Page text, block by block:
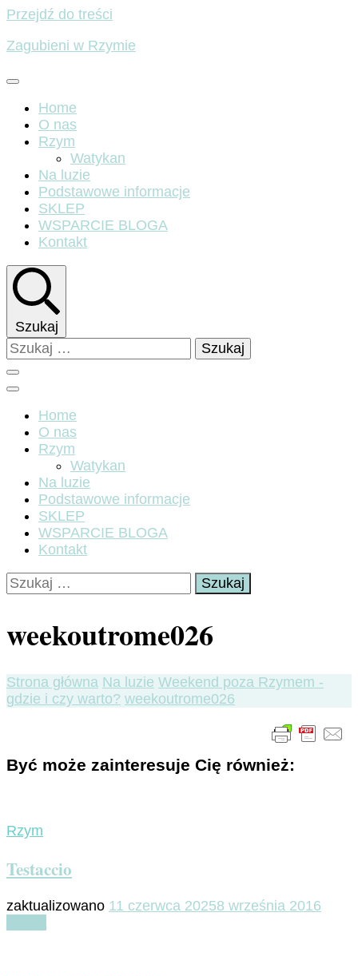
Przejdź do treści
Zagubieni w Rzymie
Home
O nas
Rzym
Watykan
Na luzie
Podstawowe informacje
SKLEP
WSPARCIE BLOGA
Kontakt
Szukaj
Szukaj:
Home
O nas
Rzym
Watykan
Na luzie
Podstawowe informacje
SKLEP
WSPARCIE BLOGA
Kontakt
Szukaj:
weekoutrome026
Strona główna Na luzie Weekend poza Rzymem -
gdzie i czy warto? weekoutrome026
Być może zainteresuje Cię również:
Rzym
Testaccio
zaktualizowano 11 czerwca 20258 września 2016